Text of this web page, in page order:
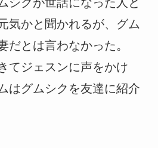
気かと聞かれるが、グム
だとは言わなかった。
てジェスンに声をかけ
はグムシクを友達に紹介